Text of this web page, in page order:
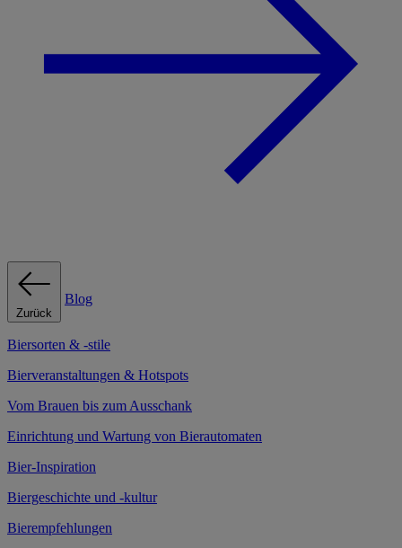
Zurück
Blog
Biersorten & -stile
Bierveranstaltungen & Hotspots
Vom Brauen bis zum Ausschank
Einrichtung und Wartung von Bierautomaten
Bier-Inspiration
Biergeschichte und -kultur
Bierempfehlungen